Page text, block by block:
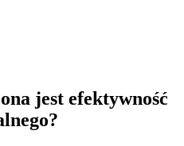
jest efektywność